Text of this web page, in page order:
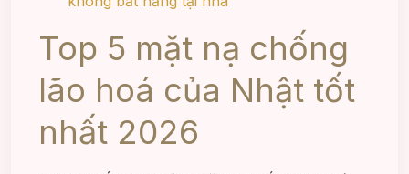
Top 5 mặt nạ chống
lão hoá của Nhật tốt
nhất 2026